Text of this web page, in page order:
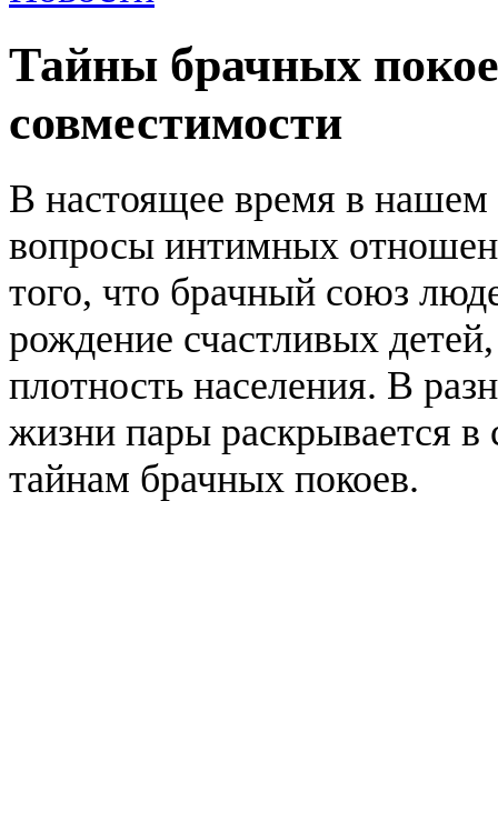
Тайны брачных
совместимости
В настоящее время в
вопросы интимных
того, что брачный союз
рождение счастливых
плотность населения. В
жизни пары раскрывается в
тайнам брачных покоев.